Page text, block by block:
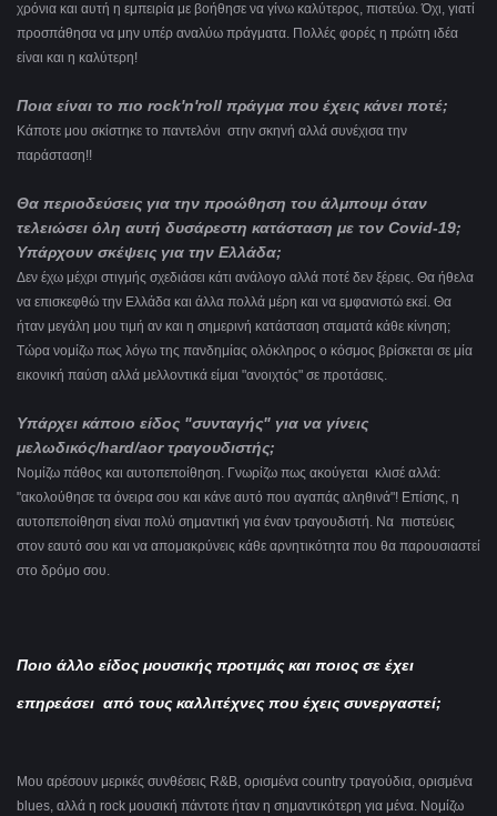
χρόνια και αυτή η εμπειρία με βοήθησε να γίνω καλύτερος, πιστεύω.Όχι, γιατί
προσπάθησα να μην υπέρ αναλύω πράγματα. Πολλές φορές η πρώτη ιδέα
είναι και η καλύτερη!
Ποια είναι το πιο rock'n'roll πράγμα που έχεις κάνει ποτέ;
Κάποτε μου σκίστηκε το παντελόνι στην σκηνή αλλά συνέχισα την
παράσταση!!
Θα περιοδεύσεις για την προώθηση του άλμπουμ όταν
τελειώσει όλη αυτή δυσάρεστη κατάσταση με τον Covid-19;
Υπάρχουν σκέψεις για την Ελλάδα;
Δεν έχω μέχρι στιγμής σχεδιάσει κάτι ανάλογο αλλά ποτέ δεν ξέρεις. Θα ήθελα
να επισκεφθώ την Ελλάδα και άλλα πολλά μέρη και να εμφανιστώ εκεί. Θα
ήταν μεγάλη μου τιμή αν και η σημερινή κατάσταση σταματά κάθε κίνηση;
Τώρα νομίζω πως λόγω της πανδημίας ολόκληρος ο κόσμος βρίσκεται σε μία
εικονική παύση αλλά μελλοντικά είμαι "ανοιχτός" σε προτάσεις.
Υπάρχει κάποιο είδος "συνταγής" για να γίνεις
μελωδικός/hard/aor τραγουδιστής;
Νομίζω πάθος και αυτοπεποίθηση. Γνωρίζω πως ακούγεται κλισέ αλλά:
"ακολούθησε τα όνειρα σου και κάνε αυτό που αγαπάς αληθινά"! Επίσης, η
αυτοπεποίθηση είναι πολύ σημαντική για έναν τραγουδιστή. Να πιστεύεις
στον εαυτό σου και να απομακρύνεις κάθε αρνητικότητα που θα παρουσιαστεί
στο δρόμο σου.
Ποιο άλλο είδος μουσικής προτιμάς και ποιος σε έχει
επηρεάσει από τους καλλιτέχνες που έχεις συνεργαστεί;
Μου αρέσουν μερικές συνθέσεις R&B, ορισμένα country τραγούδια, ορισμένα
blues, αλλά η rock μουσική πάντοτε ήταν η σημαντικότερη για μένα. Νομίζω